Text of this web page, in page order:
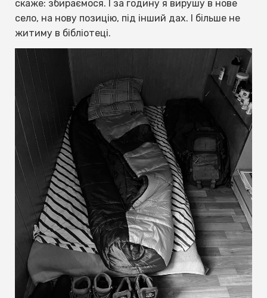
скаже: збираємося. І за годину я вирушу в нове
село, на нову позицію, під інший дах. І більше не
житиму в бібліотеці.